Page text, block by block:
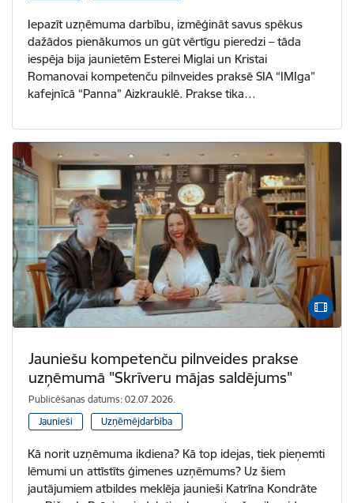
Iepazīt uzņēmuma darbību, izmēģināt savus spēkus
dažādos pienākumos un gūt vērtīgu pieredzi – tāda
iespēja bija jaunietēm Esterei Miglai un Kristai
Romanovai kompetenču pilnveides praksē SIA “IMIga”
kafejnīcā “Panna” Aizkrauklē. Prakse tika…
Jauniešu kompetenču pilnveides prakse
uzņēmumā "Skrīveru mājas saldējums"
Publicēšanas datums: 02.07.2026.
Jaunieši
Uzņēmējdarbība
Kā norit uzņēmuma ikdiena? Kā top idejas, tiek pieņemti
lēmumi un attīstīts ģimenes uzņēmums? Uz šiem
jautājumiem atbildes meklēja jaunieši Katrīna Kondrāte